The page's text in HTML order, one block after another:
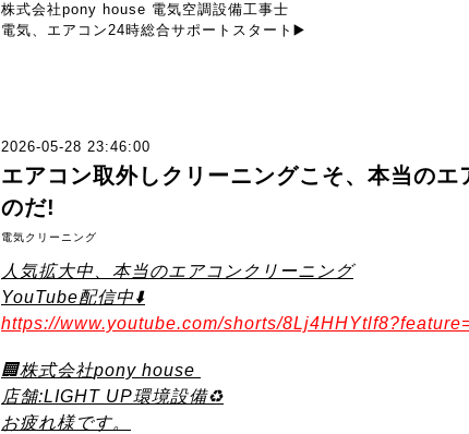
株式会社pony house 電気空調設備工事士
電気、エアコン24時総合サポートスタート ▶️
2026-05-28 23:46:00
エアコン取外しクリーニングこそ、本当のエ
のだ!
電気クリーニング
人気拡大中、本当のエアコンクリーニング
YouTube配信中⬇️
https://www.youtube.com/shorts/
🏢株式会社pony house
店舗:LIGHT UP環境設備♻️
お疲れ様です。